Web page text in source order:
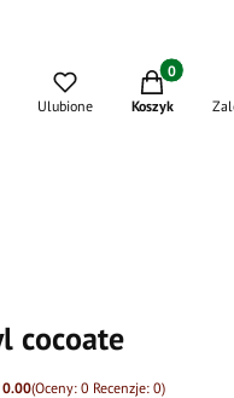
Ulubione
Produkty w
Koszyk
cocoate
0.00(Oceny: 0 Recenzje: 0)